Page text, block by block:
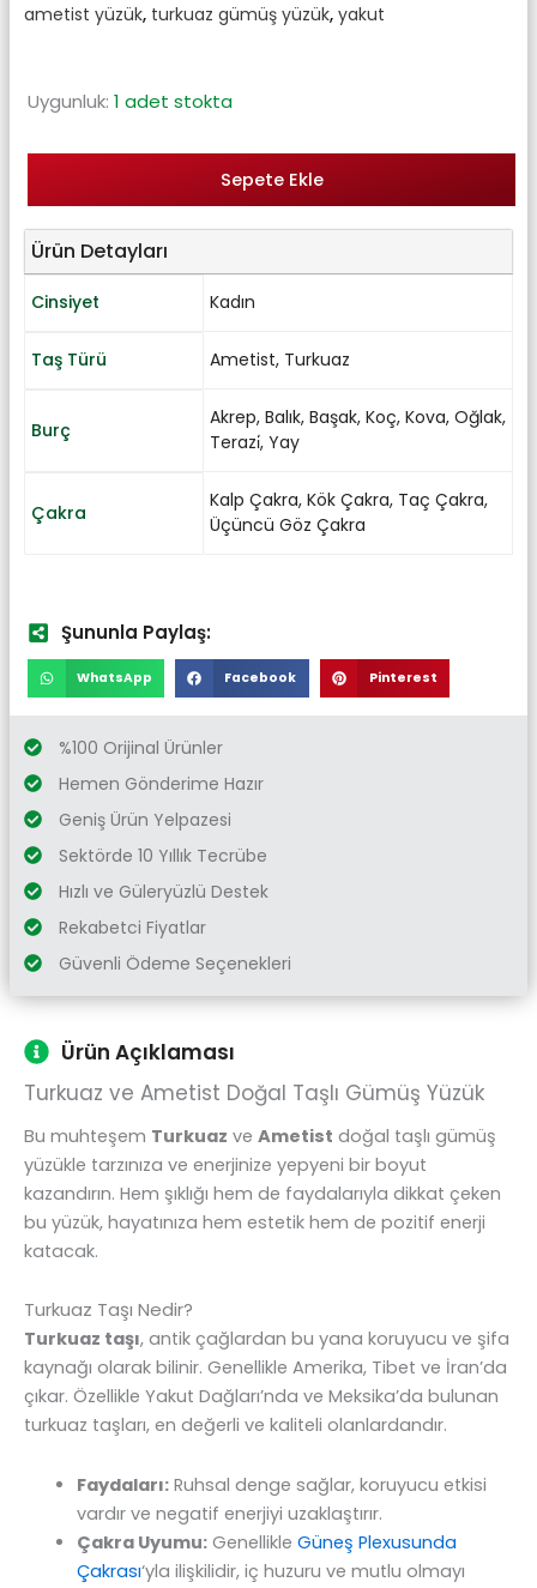
ametist yüzük, turkuaz gümüş yüzük, yakut
Uygunluk: 1 adet stokta
Sepete Ekle
Ürün Detayları
Cinsiyet Kadın
Taş Türü Ametist, Turkuaz
Burç
Akrep, Balık, Başak, Koç, Kova, Oğlak,
Terazi̇, Yay
Çakra
Kalp Çakra, Kök Çakra, Taç Çakra,
Üçüncü Göz Çakra
Şununla Paylaş:
WhatsApp Facebook Pinterest
%100 Orijinal Ürünler
Hemen Gönderime Hazır
Geniş Ürün Yelpazesi
Sektörde 10 Yıllık Tecrübe
Hızlı ve Güleryüzlü Destek
Rekabetci Fiyatlar
Güvenli Ödeme Seçenekleri
Ürün Açıklaması
Turkuaz ve Ametist Doğal Taşlı Gümüş Yüzük
Bu muhteşem Turkuaz ve Ametist doğal taşlı gümüş
yüzükle tarzınıza ve enerjinize yepyeni bir boyut
kazandırın. Hem şıklığı hem de faydalarıyla dikkat çeken
bu yüzük, hayatınıza hem estetik hem de pozitif enerji
katacak.
Turkuaz Taşı Nedir?
Turkuaz taşı, antik çağlardan bu yana koruyucu ve şifa
kaynağı olarak bilinir. Genellikle Amerika, Tibet ve İran’da
çıkar. Özellikle Yakut Dağları’nda ve Meksika’da bulunan
turkuaz taşları, en değerli ve kaliteli olanlardandır.
Faydaları:Ruhsal denge sağlar, koruyucu etkisi
vardır ve negatif enerjiyi uzaklaştırır.
Çakra Uyumu:Genellikle Güneş Plexusunda
Çakrası‘yla ilişkilidir, iç huzuru ve mutlu olmayı